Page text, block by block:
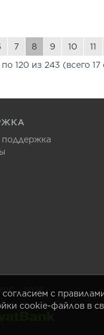
с
cookie-файлов в
7 8 9 10 11
120 из 243 (всего
поддержка
– 2026